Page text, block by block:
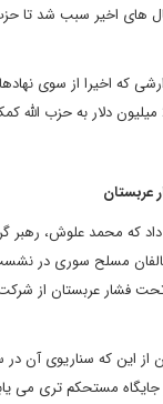
های اخیر سبب شد تا
که اخیرا از سوی
که محمد علوش، رهبر
مسلح سوری در
فشار عربستان از شرکت
از این که سناریوی آن
جایگاه مستحکم تری می